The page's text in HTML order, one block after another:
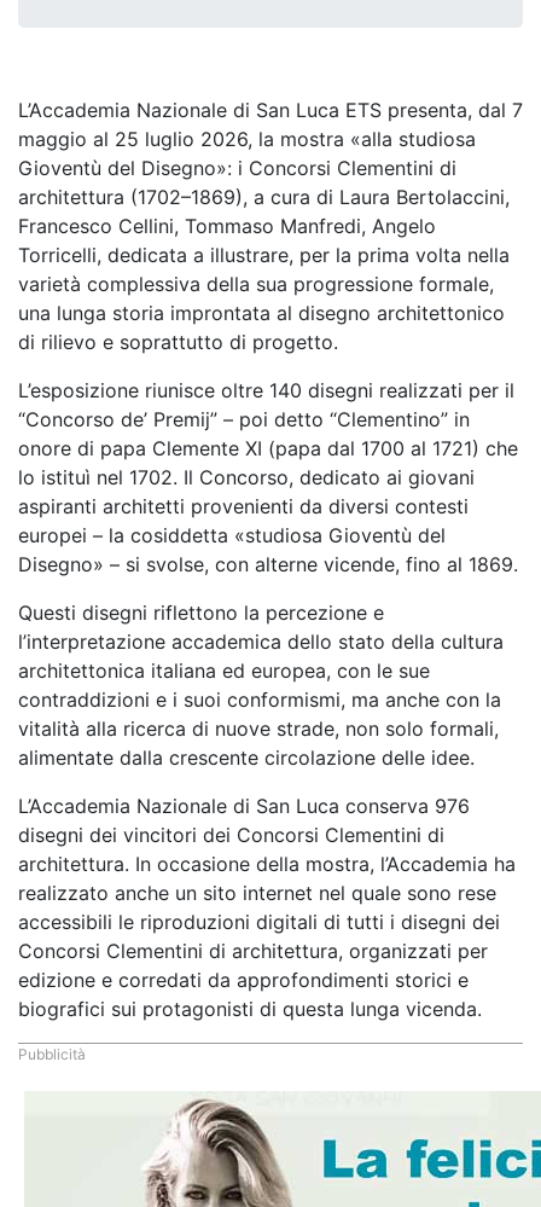
L’Accademia Nazionale di San Luca ETS presenta, dal 7
maggio al 25 luglio 2026, la mostra «alla studiosa
Gioventù del Disegno»: i Concorsi Clementini di
architettura (1702–1869), a cura di Laura Bertolaccini,
Francesco Cellini, Tommaso Manfredi, Angelo
Torricelli, dedicata a illustrare, per la prima volta nella
varietà complessiva della sua progressione formale,
una lunga storia improntata al disegno architettonico
di rilievo e soprattutto di progetto.
L’esposizione riunisce oltre 140 disegni realizzati per il
“Concorso de’ Premij” – poi detto “Clementino” in
onore di papa Clemente XI (papa dal 1700 al 1721) che
lo istituì nel 1702. Il Concorso, dedicato ai giovani
aspiranti architetti provenienti da diversi contesti
europei – la cosiddetta «studiosa Gioventù del
Disegno» – si svolse, con alterne vicende, fino al 1869.
Questi disegni riflettono la percezione e
l’interpretazione accademica dello stato della cultura
architettonica italiana ed europea, con le sue
contraddizioni e i suoi conformismi, ma anche con la
vitalità alla ricerca di nuove strade, non solo formali,
alimentate dalla crescente circolazione delle idee.
L’Accademia Nazionale di San Luca conserva 976
disegni dei vincitori dei Concorsi Clementini di
architettura. In occasione della mostra, l’Accademia ha
realizzato anche un sito internet nel quale sono rese
accessibili le riproduzioni digitali di tutti i disegni dei
Concorsi Clementini di architettura, organizzati per
edizione e corredati da approfondimenti storici e
biografici sui protagonisti di questa lunga vicenda.
Pubblicità